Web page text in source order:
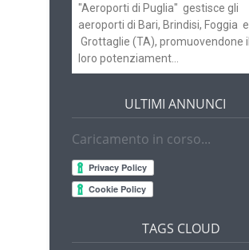
"Aeroporti di Puglia" gestisce gli
aeroporti di Bari, Brindisi, Foggia e
Grottaglie (TA), promuovendone il
loro potenziament...
ULTIMI ANNUNCI
Caricamento in corso...
TAGS CLOUD